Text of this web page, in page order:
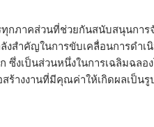
ภาคส่วนที่ช่วยกันสนับสนุนการ
งสำคัญในการขับเคลื่อนการดำ
งเป็นส่วนหนึ่งในการเฉลิมฉลอ
ร้างงานที่มีคุณค่าให้เกิดผลเป็น